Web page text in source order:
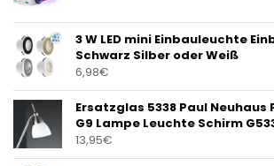
3 W LED mini Einbauleuchte
Schwarz Silber oder Weiß
6,98€
Ersatzglas 5338 Paul Neuhaus
G9 Lampe Leuchte Schirm
13,95€